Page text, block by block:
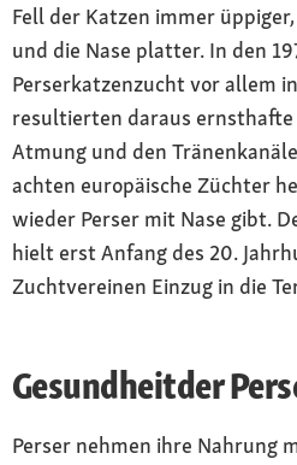
Fell der Katzen immer
und die Nase platter. In den
Perserkatzenzucht vor allem
resultierten daraus
Atmung und den
achten europäische Züchter
wieder Perser mit Nase gibt.
hielt erst Anfang des 20.
Zuchtvereinen Einzug in die
Gesundheitder
Perser nehmen ihre Nahrung